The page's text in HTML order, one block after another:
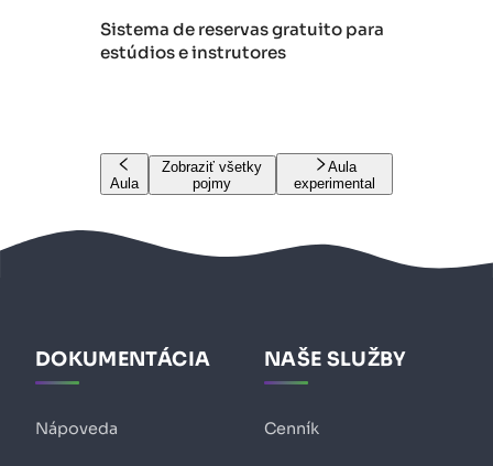
Sistema de reservas gratuito para
estúdios e instrutores
Aula
Zobraziť všetky
pojmy
Aula
experimental
DOKUMENTÁCIA
Nápoveda
NAŠE SLUŽBY
Cenník